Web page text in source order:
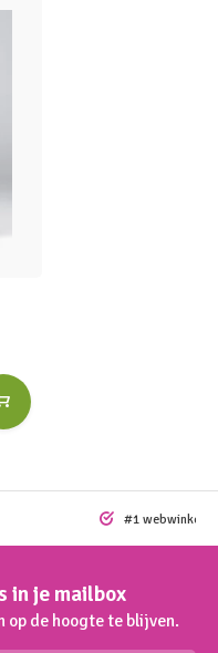
#1 webwinkel
in je mailbox
op de hoogte te blijven.